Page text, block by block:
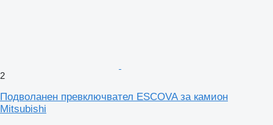
2
Подволанен превключвател ESCOVA за камион
Mitsubishi